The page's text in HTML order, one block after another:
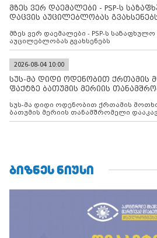
მზეს ვერ დაემალები - PSP-ს
დაცვის აუცილებლობას
მზეს ვერ დაემალები - PSP-ს საზაფხულო
აუცილებლობას გვახსენებს
2026-08-04 10:00
სუს-მა დიდი ოდენობით ქრთამის
ფაქტზე ბათუმის მერიის
სუს-მა დიდი ოდენობით ქრთამის მოთხოვნისა და აღების ფაქტზე
ბათუმის მერიის თანამშრომელი
ᲑᲘᲖᲜᲔᲡ ᲜᲘᲣᲡᲘ